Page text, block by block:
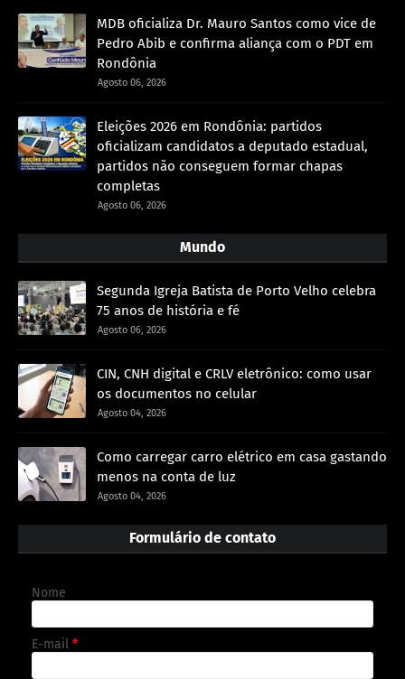
MDB oficializa Dr. Mauro Santos como vice de
Pedro Abib e confirma aliança com o PDT em
Rondônia
Agosto 06, 2026
Eleições 2026 em Rondônia: partidos
oficializam candidatos a deputado estadual,
partidos não conseguem formar chapas
completas
Agosto 06, 2026
Mundo
Segunda Igreja Batista de Porto Velho celebra
75 anos de história e fé
Agosto 06, 2026
CIN, CNH digital e CRLV eletrônico: como usar
os documentos no celular
Agosto 04, 2026
Como carregar carro elétrico em casa gastando
menos na conta de luz
Agosto 04, 2026
Formulário de contato
Nome
E-mail *